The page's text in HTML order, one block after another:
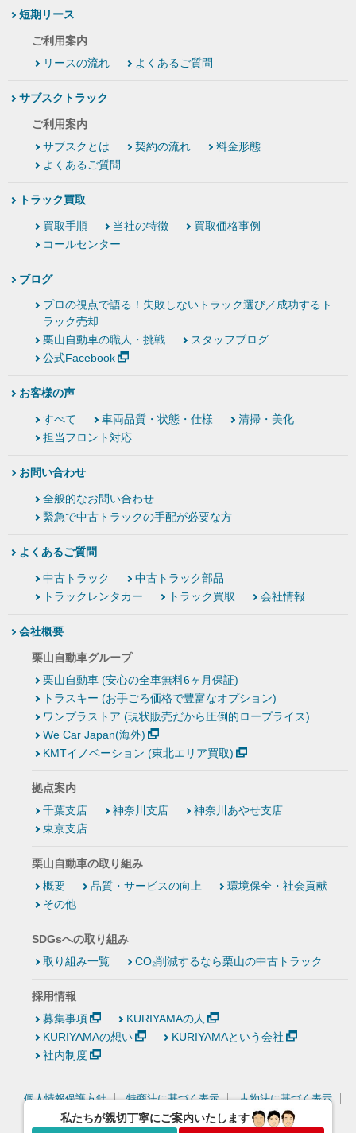
私たちが親切丁寧にご案内いたします
短期リース
ご利用案内
リースの流れ
よくあるご質問
サブスクトラック
ご利用案内
サブスクとは
契約の流れ
料金形態
よくあるご質問
トラック買取
買取手順 当社の特徴
買取価格事例
コールセンター
ブログ
プロの視点で語る！失敗しないトラック選び／成功するト
ラック売却
栗山自動車の職人・挑戦
スタッフブログ
公式Facebook
お客様の声
すべて 車両品質・状態・仕様
清掃・美化
担当フロント対応
お問い合わせ
全般的なお問い合わせ
緊急で中古トラックの手配が必要な方
よくあるご質問
中古トラック
中古トラック部品
トラックレンタカー
トラック買取 会社情報
会社概要
栗山自動車グループ
栗山自動車 (安心の全車無料6ヶ月保証)
トラスキー (お手ごろ価格で豊富なオプション)
ワンプラストア (現状販売だから圧倒的ロープライス)
We Car Japan(海外)
KMTイノベーション (東北エリア買取)
拠点案内
千葉支店
神奈川支店
神奈川あやせ支店
東京支店
栗山自動車の取り組み
概要
品質・サービスの向上
環境保全・社会貢献
その他
SDGsへの取り組み
取り組み一覧
CO₂削減するなら栗山の中古トラック
採用情報
募集事項
KURIYAMAの人
KURIYAMAの想い
KURIYAMAという会社
社内制度
個人情報保護方針 特商法に基づく表示
古物法に基づく表示
情報セキュリティ基本方針